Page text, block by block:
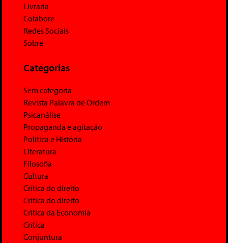
Livraria
Colabore
Redes Sociais
Sobre
Categorias
Sem categoria
Revista Palavra de Ordem
Psicanálise
Propaganda e agitação
Política e História
Literatura
Filosofia
Cultura
Crítica do direito
Crítica do direito
Crítica da Economia
Crítica
Conjuntura